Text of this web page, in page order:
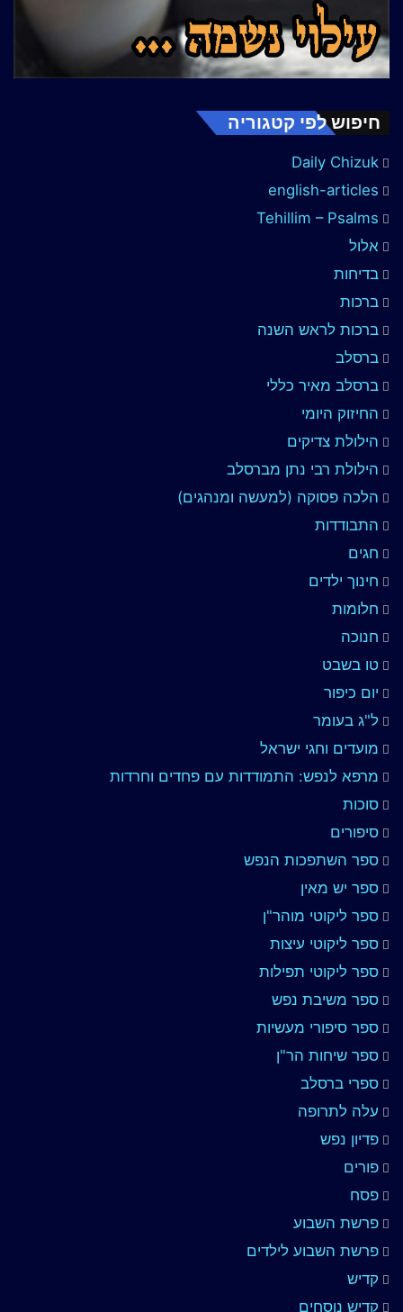
חיפוש לפי קטגוריה
Daily Chizuk
english-articles
Tehillim – Psalms
אלול
בדיחות
ברכות
ברכות לראש השנה
ברסלב
ברסלב מאיר כללי
החיזוק היומי
הילולת צדיקים
הילולת רבי נתן מברסלב
הלכה פסוקה (למעשה ומנהגים)
התבודדות
חגים
חינוך ילדים
חלומות
חנוכה
טו בשבט
יום כיפור
ל"ג בעומר
מועדים וחגי ישראל
מרפא לנפש: התמודדות עם פחדים וחרדות
סוכות
סיפורים
ספר השתפכות הנפש
ספר יש מאין
ספר ליקוטי מוהר"ן
ספר ליקוטי עיצות
ספר ליקוטי תפילות
ספר משיבת נפש
ספר סיפורי מעשיות
ספר שיחות הר"ן
ספרי ברסלב
עלה לתרופה
פדיון נפש
פורים
פסח
פרשת השבוע
פרשת השבוע לילדים
קדיש
קדיש נוסחים